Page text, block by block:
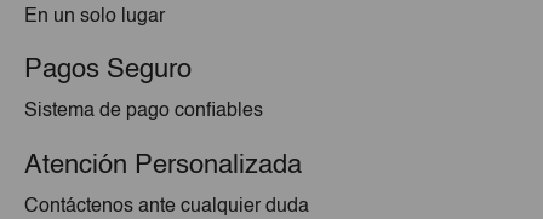
En un solo lugar
Pagos Seguro
Sistema de pago confiables
Atención Personalizada
Contáctenos ante cualquier duda